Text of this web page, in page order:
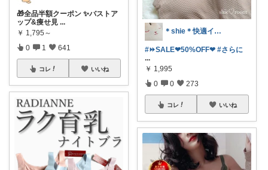
🎁全品半額クーポン ✨バストア
ップ&痩せ見 ...
￥ 1,795～
0 1 641
コレ いいね
＊shie＊快適インテリア＆雑貨グッズ
#⏩SALE❤︎50%OFF❤︎ #さらに
...
￥ 1,995
0 0 273
コレ いいね